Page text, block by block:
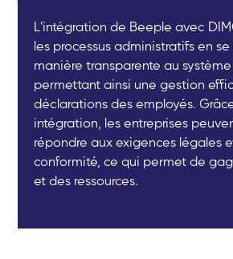
L'intégration de Beeple avec
les processus administratifs en
manière transparente au
permettant ainsi une gestion
déclarations des employés.
intégration, les entreprises
répondre aux exigences légales
conformité, ce qui permet de
et des ressources.